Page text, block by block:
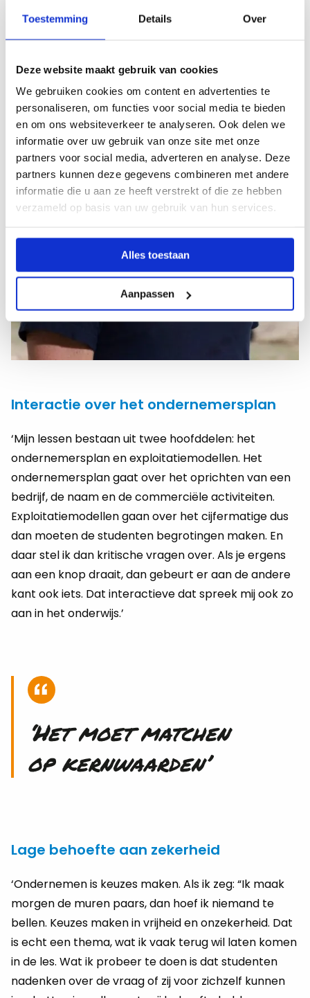
Toestemming Details Over
Deze website maakt gebruik van cookies
We gebruiken cookies om content en advertenties te
personaliseren, om functies voor social media te bieden
en om ons websiteverkeer te analyseren. Ook delen we
informatie over uw gebruik van onze site met onze
partners voor social media, adverteren en analyse. Deze
partners kunnen deze gegevens combineren met andere
informatie die u aan ze heeft verstrekt of die ze hebben
verzameld op basis van uw gebruik van hun services.
Alles toestaan
Aanpassen
je dan niet zwak bent maar dat dat juist versterkt.
De interactie met zo’n groep, dat is echt heel tof!’
Interactie over het ondernemersplan
‘Mijn lessen bestaan uit twee hoofddelen: het
ondernemersplan en exploitatiemodellen. Het
ondernemersplan gaat over het oprichten van een
bedrijf, de naam en de commerciële activiteiten.
Exploitatiemodellen gaan over het cijfermatige dus
dan moeten de studenten begrotingen maken. En
daar stel ik dan kritische vragen over. Als je ergens
aan een knop draait, dan gebeurt er aan de andere
kant ook iets. Dat interactieve dat spreek mij ook zo
aan in het onderwijs.’
‘Het moet mat­chen
op kern­waar­den’
Lage behoefte aan zekerheid
‘Ondernemen is keuzes maken. Als ik zeg: “Ik maak
morgen de muren paars, dan hoef ik niemand te
bellen. Keuzes maken in vrijheid en onzekerheid. Dat
is echt een thema, wat ik vaak terug wil laten komen
in de les. Wat ik probeer te doen is dat studenten
nadenken over de vraag of zij voor zichzelf kunnen